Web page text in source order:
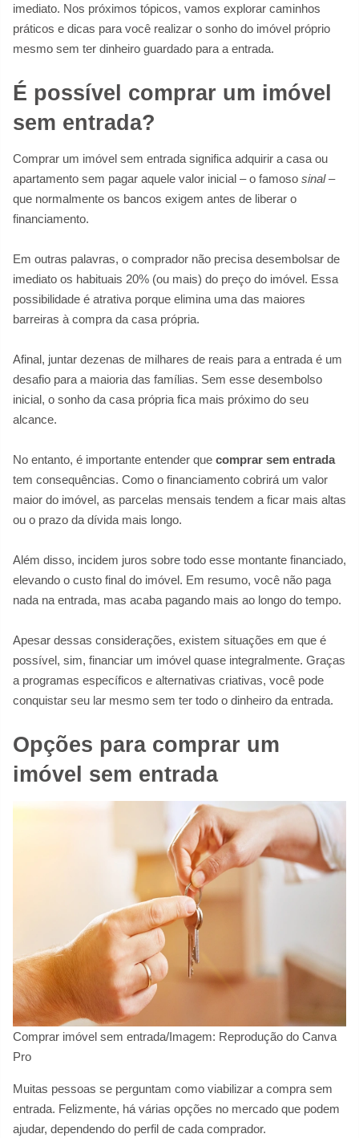
imediato. Nos próximos tópicos, vamos explorar caminhos
práticos e dicas para você realizar o sonho do imóvel próprio
mesmo sem ter dinheiro guardado para a entrada.
É possível comprar um imóvel
sem entrada?
Comprar um imóvel sem entrada significa adquirir a casa ou
apartamento sem pagar aquele valor inicial – o famoso sinal–
que normalmente os bancos exigem antes de liberar o
financiamento.
Em outras palavras, o comprador não precisa desembolsar de
imediato os habituais 20% (ou mais) do preço do imóvel. Essa
possibilidade é atrativa porque elimina uma das maiores
barreiras à compra da casa própria.
Afinal, juntar dezenas de milhares de reais para a entrada é um
desafio para a maioria das famílias. Sem esse desembolso
inicial, o sonho da casa própria fica mais próximo do seu
alcance.
No entanto, é importante entender que comprar sem entrada
tem consequências. Como o financiamento cobrirá um valor
maior do imóvel, as parcelas mensais tendem a ficar mais altas
ou o prazo da dívida mais longo.
Além disso, incidem juros sobre todo esse montante financiado,
elevando o custo final do imóvel. Em resumo, você não paga
nada na entrada, mas acaba pagando mais ao longo do tempo.
Apesar dessas considerações, existem situações em que é
possível, sim, financiar um imóvel quase integralmente. Graças
a programas específicos e alternativas criativas, você pode
conquistar seu lar mesmo sem ter todo o dinheiro da entrada.
Opções para comprar um
imóvel sem entrada
Comprar imóvel sem entrada/Imagem: Reprodução do Canva
Pro
Muitas pessoas se perguntam como viabilizar a compra sem
entrada. Felizmente, há várias opções no mercado que podem
ajudar, dependendo do perfil de cada comprador.